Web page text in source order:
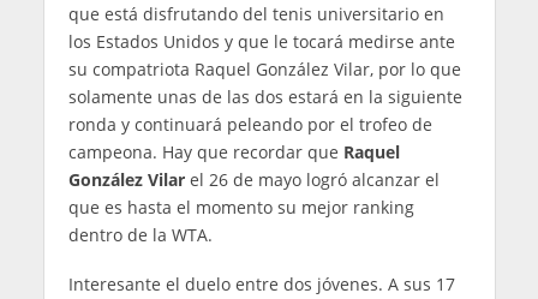
que está disfrutando del tenis universitario en
los Estados Unidos y que le tocará medirse ante
su compatriota Raquel González Vilar, por lo que
solamente unas de las dos estará en la siguiente
ronda y continuará peleando por el trofeo de
campeona. Hay que recordar que Raquel
González Vilarel 26 de mayo logró alcanzar el
que es hasta el momento su mejor ranking
dentro de la WTA.
Interesante el duelo entre dos jóvenes. A sus 17